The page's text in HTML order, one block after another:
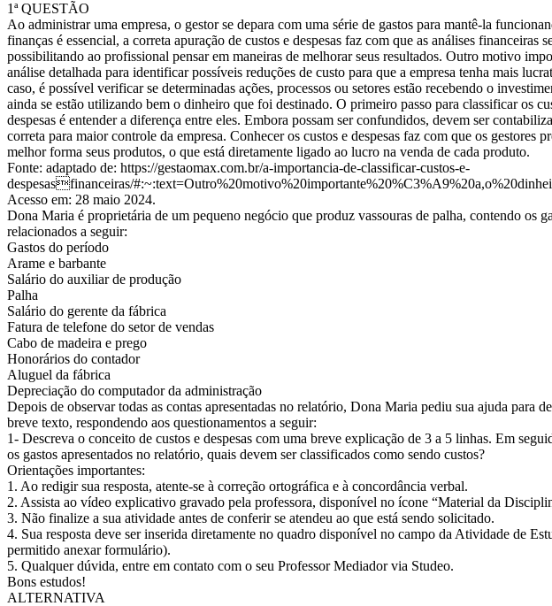
1ª QUESTÃO
Ao administrar uma empresa, o gestor se depara com uma série de gastos para mantê-la
finanças é essencial, a correta apuração de custos e despesas faz com que as análises financeiras
possibilitando ao profissional pensar em maneiras de melhorar seus resultados. Outro motivo
análise detalhada para identificar possíveis reduções de custo para que a empresa tenha mais
caso, é possível verificar se determinadas ações, processos ou setores estão recebendo o
ainda se estão utilizando bem o dinheiro que foi destinado. O primeiro passo para classificar os
despesas é entender a diferença entre eles. Embora possam ser confundidos, devem ser
correta para maior controle da empresa. Conhecer os custos e despesas faz com que os gestores
melhor forma seus produtos, o que está diretamente ligado ao lucro na venda de cada produto.
Fonte: adaptado de: https://gestaomax.com.br/a-importancia-de-classificar-custos-e-
despesasfinanceiras/
Acesso em: 28 maio 2024.
Dona Maria é proprietária de um pequeno negócio que produz vassouras de palha, contendo os
relacionados a seguir:
Gastos do período
Arame e barbante
Salário do auxiliar de produção
Palha
Salário do gerente da fábrica
Fatura de telefone do setor de vendas
Cabo de madeira e prego
Honorários do contador
Aluguel da fábrica
Depreciação do computador da administração
Depois de observar todas as contas apresentadas no relatório, Dona Maria pediu sua ajuda para
breve texto, respondendo aos questionamentos a seguir:
1- Descreva o conceito de custos e despesas com uma breve explicação de 3 a 5 linhas. Em
os gastos apresentados no relatório, quais devem ser classificados como sendo custos?
Orientações importantes:
1. Ao redigir sua resposta, atente-se à correção ortográfica e à concordância verbal.
2. Assista ao vídeo explicativo gravado pela professora, disponível no ícone “Material da
3. Não finalize a sua atividade antes de conferir se atendeu ao que está sendo solicitado.
4. Sua resposta deve ser inserida diretamente no quadro disponível no campo da Atividade de
permitido anexar formulário).
5. Qualquer dúvida, entre em contato com o seu Professor Mediador via Studeo.
Bons estudos!
ALTERNATIVA